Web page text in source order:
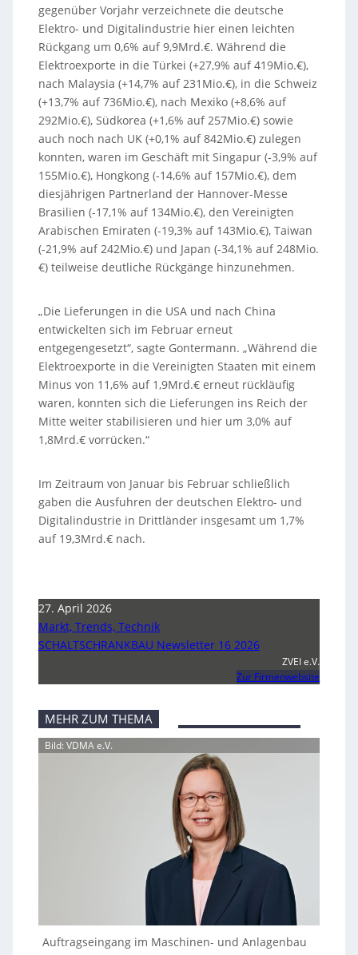
gegenüber Vorjahr verzeichnete die deutsche
Elektro- und Digitalindustrie hier einen leichten
Rückgang um 0,6% auf 9,9Mrd.€. Während die
Elektroexporte in die Türkei (+27,9% auf 419Mio.€),
nach Malaysia (+14,7% auf 231Mio.€), in die Schweiz
(+13,7% auf 736Mio.€), nach Mexiko (+8,6% auf
292Mio.€), Südkorea (+1,6% auf 257Mio.€) sowie
auch noch nach UK (+0,1% auf 842Mio.€) zulegen
konnten, waren im Geschäft mit Singapur (-3,9% auf
155Mio.€), Hongkong (-14,6% auf 157Mio.€), dem
diesjährigen Partnerland der Hannover-Messe
Brasilien (-17,1% auf 134Mio.€), den Vereinigten
Arabischen Emiraten (-19,3% auf 143Mio.€), Taiwan
(-21,9% auf 242Mio.€) und Japan (-34,1% auf 248Mio.
€) teilweise deutliche Rückgänge hinzunehmen.
„Die Lieferungen in die USA und nach China
entwickelten sich im Februar erneut
entgegengesetzt“, sagte Gontermann. „Während die
Elektroexporte in die Vereinigten Staaten mit einem
Minus von 11,6% auf 1,9Mrd.€ erneut rückläufig
waren, konnten sich die Lieferungen ins Reich der
Mitte weiter stabilisieren und hier um 3,0% auf
1,8Mrd.€ vorrücken.“
Im Zeitraum von Januar bis Februar schließlich
gaben die Ausfuhren der deutschen Elektro- und
Digitalindustrie in Drittländer insgesamt um 1,7%
auf 19,3Mrd.€ nach.
27. April 2026
Markt, Trends, Technik
SCHALTSCHRANKBAU Newsletter 16 2026
ZVEI e.V.
Zur Firmenwebsite
MEHR ZUM THEMA
Bild: VDMA e.V.
Auftragseingang im Maschinen- und Anlagenbau